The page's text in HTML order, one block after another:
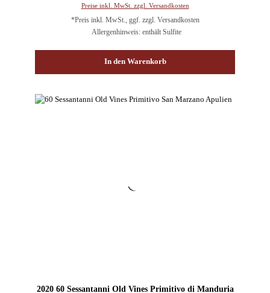
Preise inkl. MwSt. zzgl. Versandkosten
*Preis inkl. MwSt., ggf. zzgl. Versandkosten
Allergenhinweis: enthält Sulfite
In den Warenkorb
2020 60 Sessantanni Old Vines Primitivo di Manduria